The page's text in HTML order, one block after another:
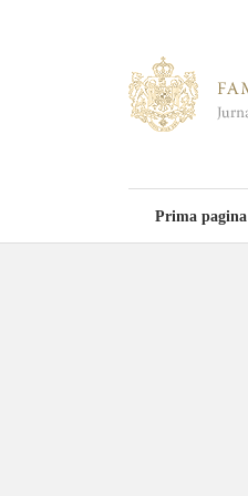
Prima pagina